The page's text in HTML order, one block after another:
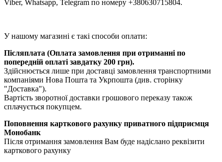
Viber, Whatsapp, Telegram по номеру +380630715804.
У нашому магазині є такі способи оплати:
Післяплата (Оплата замовлення при отриманні по
попередній оплаті завдатку 200 грн).
Здійснюється лише при доставці замовлення транспортними
компаніями Нова Пошта та Укрпошта (див. сторінку
"Доставка").
Вартість зворотної доставки грошового переказу також
сплачується покупцем.
Поповнення карткового рахунку приватного підприємця
Монобанк
Після отримання замовлення Вам буде надіслано реквізити
карткового рахунку